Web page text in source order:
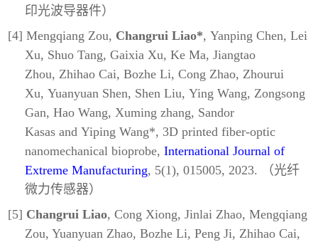
印光波导器件）
[4] Mengqiang Zou, Changrui Liao*, Yanping Chen, Lei
Xu, Shuo Tang, Gaixia Xu, Ke Ma, Jiangtao
Zhou, Zhihao Cai, Bozhe Li, Cong Zhao, Zhourui
Xu, Yuanyuan Shen, Shen Liu, Ying Wang, Zongsong
Gan, Hao Wang, Xuming zhang, Sandor
Kasas and Yiping Wang*, 3D printed fiber-optic
nanomechanical bioprobe,International Journal of
Extreme Manufacturing, 5(1), 015005, 2023. （光纤
微力传感器）
[5] Changrui Liao, Cong Xiong, Jinlai Zhao, Mengqiang
Zou, Yuanyuan Zhao, Bozhe Li, Peng Ji, Zhihao Cai,